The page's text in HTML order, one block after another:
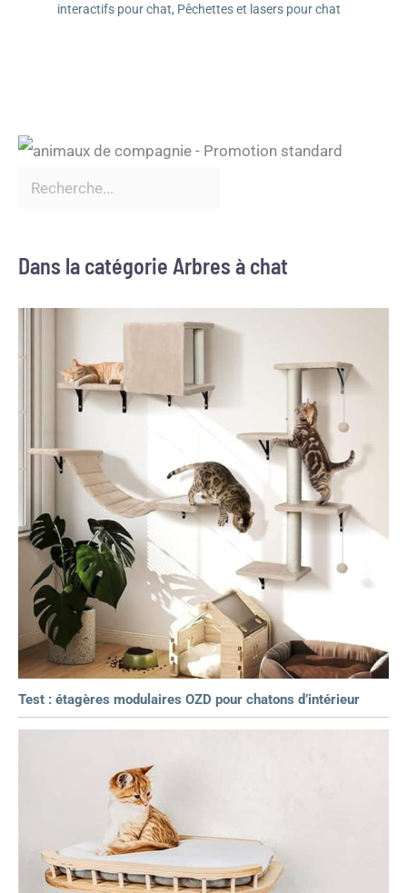
interactifs pour chat, Pêchettes et lasers pour chat
Dans la catégorie Arbres à chat
Test : étagères modulaires OZD pour chatons d’intérieur